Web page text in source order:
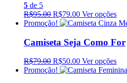
5 de 5
R$95.00 R$79.00 Ver opções
Promoção!
Camiseta Seja Como For
R$79.00 R$50.00 Ver opções
Promoção!